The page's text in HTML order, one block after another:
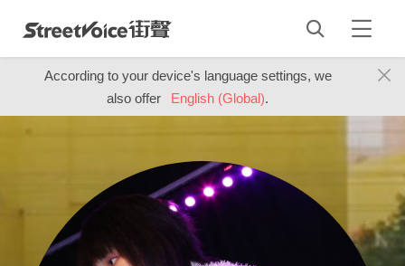
According to your device's language settings, we
also offer
English (Global).